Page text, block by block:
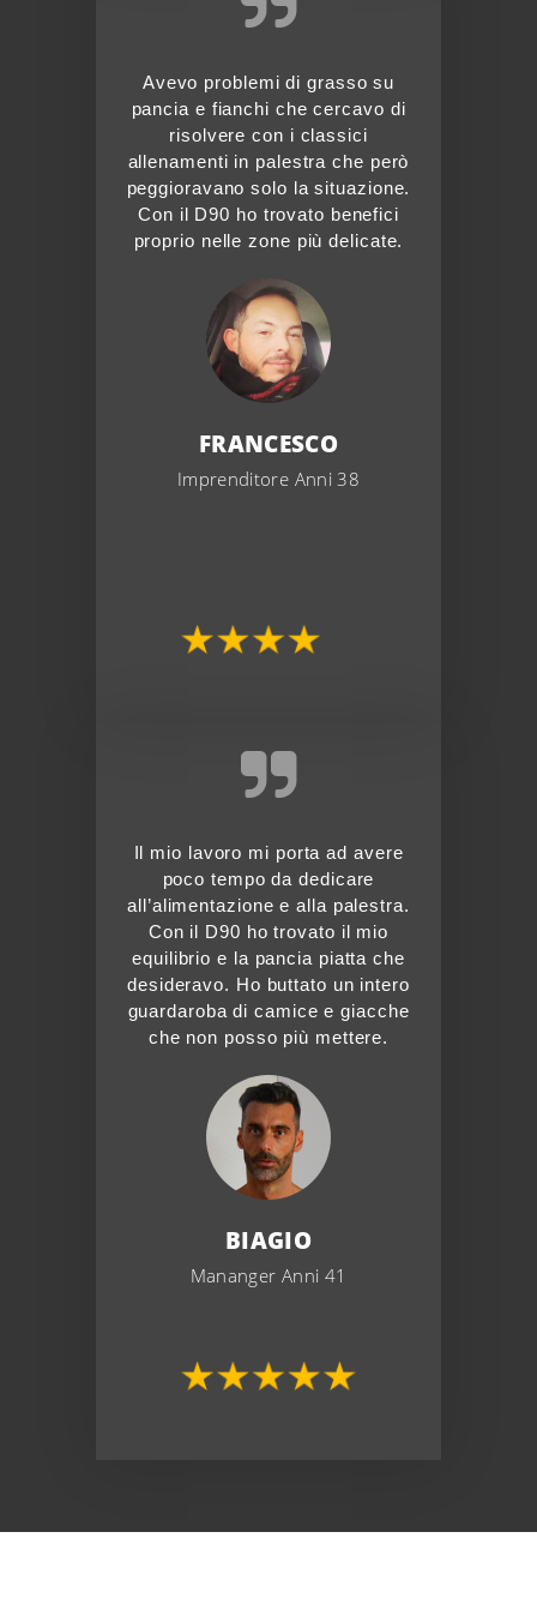
Avevo problemi di grasso su
pancia e fianchi che cercavo di
risolvere con i classici
allenamenti in palestra che però
peggioravano solo la situazione.
Con il D90 ho trovato benefici
proprio nelle zone più delicate.
FRANCESCO
Imprenditore Anni 38
Il mio lavoro mi porta ad avere
poco tempo da dedicare
all’alimentazione e alla palestra.
Con il D90 ho trovato il mio
equilibrio e la pancia piatta che
desideravo. Ho buttato un intero
guardaroba di camice e giacche
che non posso più mettere.
BIAGIO
Mananger Anni 41